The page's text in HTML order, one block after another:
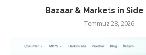
Bazaar & Markets in
Temmuz 28, 2026